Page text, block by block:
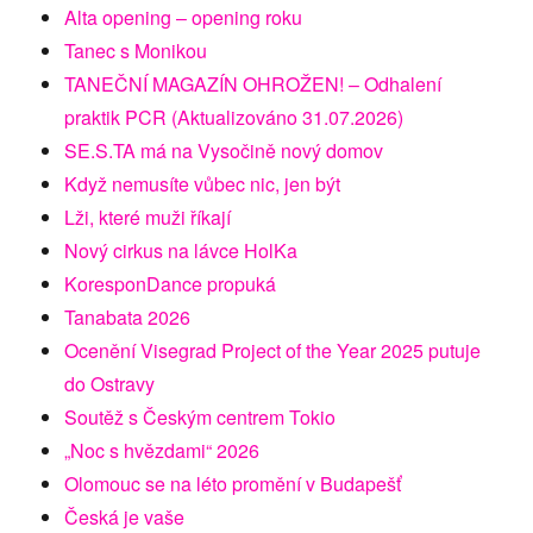
Alta opening – opening roku
Tanec s Monikou
TANEČNÍ MAGAZÍN OHROŽEN! – Odhalení
praktik PCR (Aktualizováno 31.07.2026)
SE.S.TA má na Vysočině nový domov
Když nemusíte vůbec nic, jen být
Lži, které muži říkají
Nový cirkus na lávce HolKa
KoresponDance propuká
Tanabata 2026
Ocenění Visegrad Project of the Year 2025 putuje
do Ostravy
Soutěž s Českým centrem Tokio
„Noc s hvězdami“ 2026
Olomouc se na léto promění v Budapešť
Česká je vaše